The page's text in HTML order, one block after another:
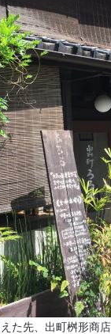
た先、出町桝形商